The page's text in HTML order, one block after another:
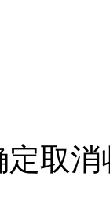
定取